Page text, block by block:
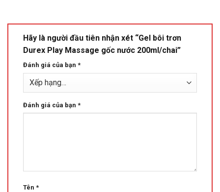
Hãy là người đầu tiên nhận xét “Gel bôi trơn
Durex Play Massage gốc nước 200ml/chai”
Đánh giá của bạn *
Đánh giá của bạn *
Tên *